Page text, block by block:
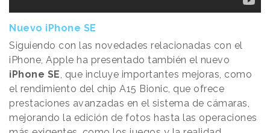
Nuevo iPhone SE
Siguiendo con las novedades relacionadas con el
iPhone, Apple ha presentado también el nuevo
iPhone SE , que incluye importantes mejoras, como
el rendimiento del chip A15 Bionic, que ofrece
prestaciones avanzadas en el sistema de cámaras,
mejorando la edición de fotos hasta las operaciones